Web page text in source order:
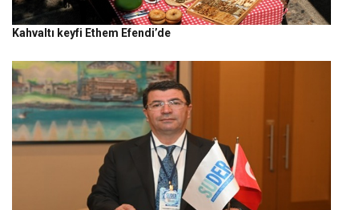
Kahvaltı keyfi Ethem Efendi’de